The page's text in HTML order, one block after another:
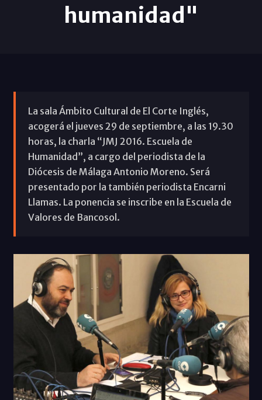
humanidad"
La sala Ámbito Cultural de El Corte Inglés,
acogerá el jueves 29 de septiembre, a las 19.30
horas, la charla “JMJ 2016. Escuela de
Humanidad”, a cargo del periodista de la
Diócesis de Málaga Antonio Moreno. Será
presentado por la también periodista Encarni
Llamas. La ponencia se inscribe en la Escuela de
Valores de Bancosol.